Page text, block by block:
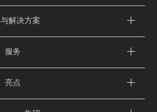
解决方案
服务
亮点